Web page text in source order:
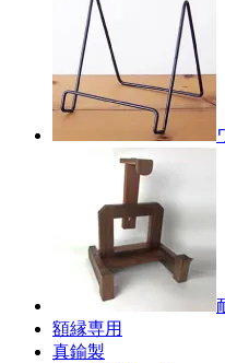
額縁専用
真鍮製